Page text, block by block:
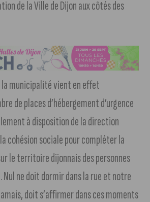
de la Ville de Dijon aux côtés des
la municipalité vient en effet
de places d’hébergement d’urgence
à disposition de la direction
cohésion sociale pour compléter la
le territoire dijonnais des personnes
ne doit dormir dans la rue et notre
doit s’affirmer dans ces moments